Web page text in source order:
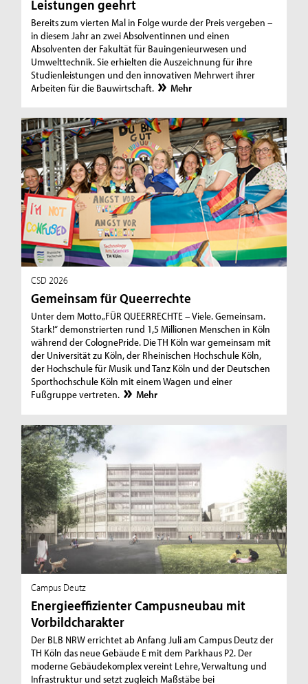
Leistungen geehrt
Bereits zum vierten Mal in Folge wurde der Preis vergeben –
in diesem Jahr an zwei Absolventinnen und einen
Absolventen der Fakultät für Bauingenieurwesen und
Umwelttechnik. Sie erhielten die Auszeichnung für ihre
Studienleistungen und den innovativen Mehrwert ihrer
Arbeiten für die Bauwirtschaft.
Mehr
CSD 2026
Gemeinsam für Queerrechte
Unter dem Motto „FÜR QUEERRECHTE – Viele. Gemeinsam.
Stark!“ demonstrierten rund 1,5 Millionen Menschen in Köln
während der ColognePride. Die TH Köln war gemeinsam mit
der Universität zu Köln, der Rheinischen Hochschule Köln,
der Hochschule für Musik und Tanz Köln und der Deutschen
Sporthochschule Köln mit einem Wagen und einer
Fußgruppe vertreten.
Mehr
Campus Deutz
Energieeffizienter Campusneubau mit
Vorbildcharakter
Der BLB NRW errichtet ab Anfang Juli am Campus Deutz der
TH Köln das neue Gebäude E mit dem Parkhaus P2. Der
moderne Gebäudekomplex vereint Lehre, Verwaltung und
Infrastruktur und setzt zugleich Maßstäbe bei